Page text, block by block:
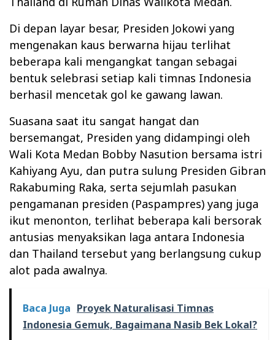
Di depan layar besar, Presiden Jokowi yang
mengenakan kaus berwarna hijau terlihat
beberapa kali mengangkat tangan sebagai
bentuk selebrasi setiap kali timnas Indonesia
berhasil mencetak gol ke gawang lawan.
Suasana saat itu sangat hangat dan
bersemangat, Presiden yang didampingi oleh
Wali Kota Medan Bobby Nasution bersama istri
Kahiyang Ayu, dan putra sulung Presiden Gibran
Rakabuming Raka, serta sejumlah pasukan
pengamanan presiden (Paspampres) yang juga
ikut menonton, terlihat beberapa kali bersorak
antusias menyaksikan laga antara Indonesia
dan Thailand tersebut yang berlangsung cukup
alot pada awalnya.
Baca Juga Proyek Naturalisasi Timnas
Indonesia Gemuk, Bagaimana Nasib Bek Lokal?